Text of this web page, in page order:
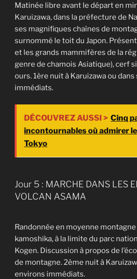
Matinée libre avant le départ en
Karuizawa, dans la préfecture de
ses magnifiques chaînes de
surnommé le toit du Japon.
et les grands mammifères de la
genre de chamois Asiatique), cerf
ours. 1ère nuit à Karuizawa ou
immédiats.
DÉCOUVREZ AUSSI > Cinq
incontournables où admirer
Tokyo
Jour 5 : MARCHE DANS LES
VOLCAN ASAMA
Randonnée en moyenne
kamoshika, à la limite du parc
Kogen. Discussion à propos de
de montagne. 2ème nuit à
environs immédiats.